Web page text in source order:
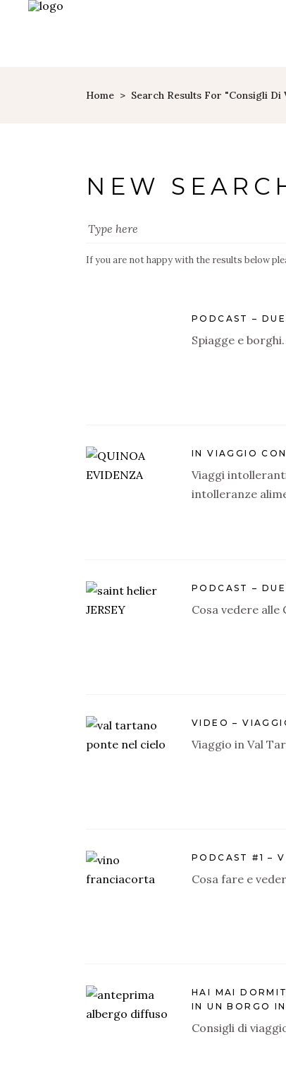
Home > Search Results For "consigli Di
NEW
If you are not happy with the results below
PODCAST –
Spiagge e
IN VIAGGIO
Viaggi
intolleranze
PODCAST –
Cosa vedere
VIDEO –
Viaggio in Val
PODCAST #1 –
Cosa fare e
HAI MAI
IN UN BORGO
Consigli di